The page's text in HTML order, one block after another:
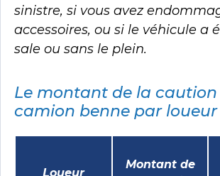
sinistre, si vous avez
accessoires, ou si le véhicule a
sale ou sans le plein.
Le montant de la caution
camion benne par loueur
Loueur
Montant de